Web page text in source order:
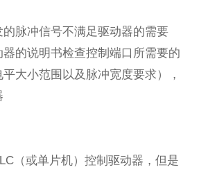
脉冲信号不满足驱动器的需要
的说明书检查控制端口所需要的
大小范围以及脉冲宽度要求），
（或单片机）控制驱动器，但是